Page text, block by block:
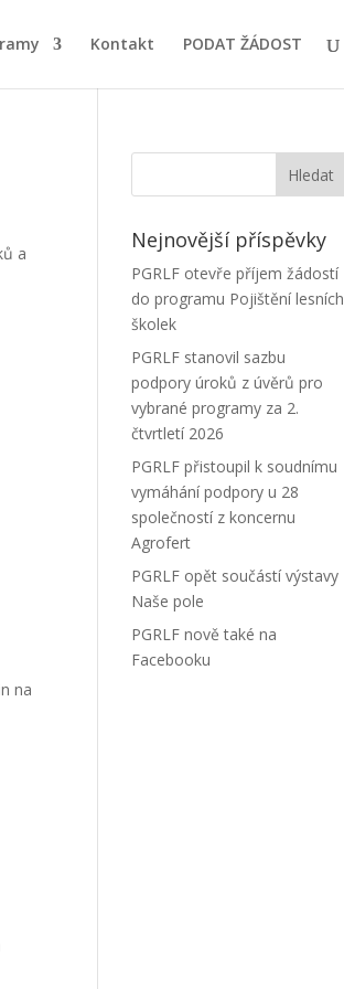
Kontakt PODAT ŽÁDOST
a
na
Nejnovější příspěvky
PGRLF otevře příjem žádostí
do programu Pojištění lesních
školek
PGRLF stanovil sazbu
podpory úroků z úvěrů pro
vybrané programy za 2.
čtvrtletí 2026
PGRLF přistoupil k soudnímu
vymáhání podpory u 28
společností z koncernu
Agrofert
PGRLF opět součástí výstavy
Naše pole
PGRLF nově také na
Facebooku